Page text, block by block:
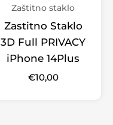
Zaštitno staklo
Zastitno Staklo
3D Full PRIVACY
iPhone 14Plus
€10,00